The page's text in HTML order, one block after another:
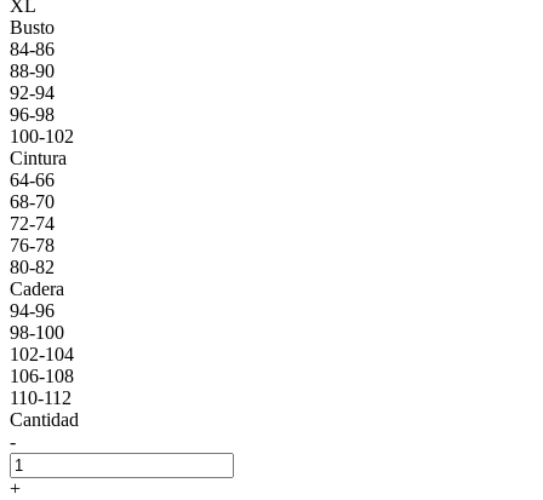
XL
Busto
84-86
88-90
92-94
96-98
100-102
Cintura
64-66
68-70
72-74
76-78
80-82
Cadera
94-96
98-100
102-104
106-108
110-112
Cantidad
-
+